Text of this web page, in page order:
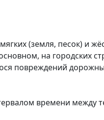
(земля, песок) и
на городских
повреждений
времени между